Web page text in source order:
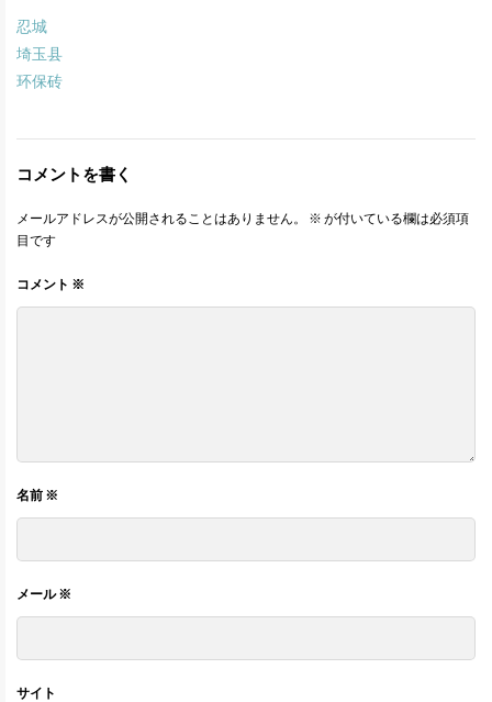
忍城
埼玉县
环保砖
コメントを書く
メールアドレスが公開されることはありません。 ※ が付いている欄は必須項
目です
コメント ※
名前 ※
メール※
サイト